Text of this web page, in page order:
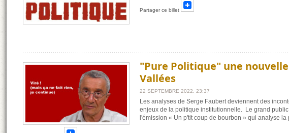
Partager ce billet
"Pure Politique" une
Vallées
22 SEPTEMBRE 2022, 23:37
Les analyses de Serge Faubert deviennent des
enjeux de la politique institutionnelle. Le grand
l'émission « Un p'tit coup de bourbon » qui analyse la